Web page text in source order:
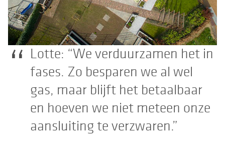
Lotte: “We verduurzamen het in
fases. Zo besparen we al wel
gas, maar blijft het betaalbaar
en hoeven we niet meteen onze
aansluiting te verzwaren.”